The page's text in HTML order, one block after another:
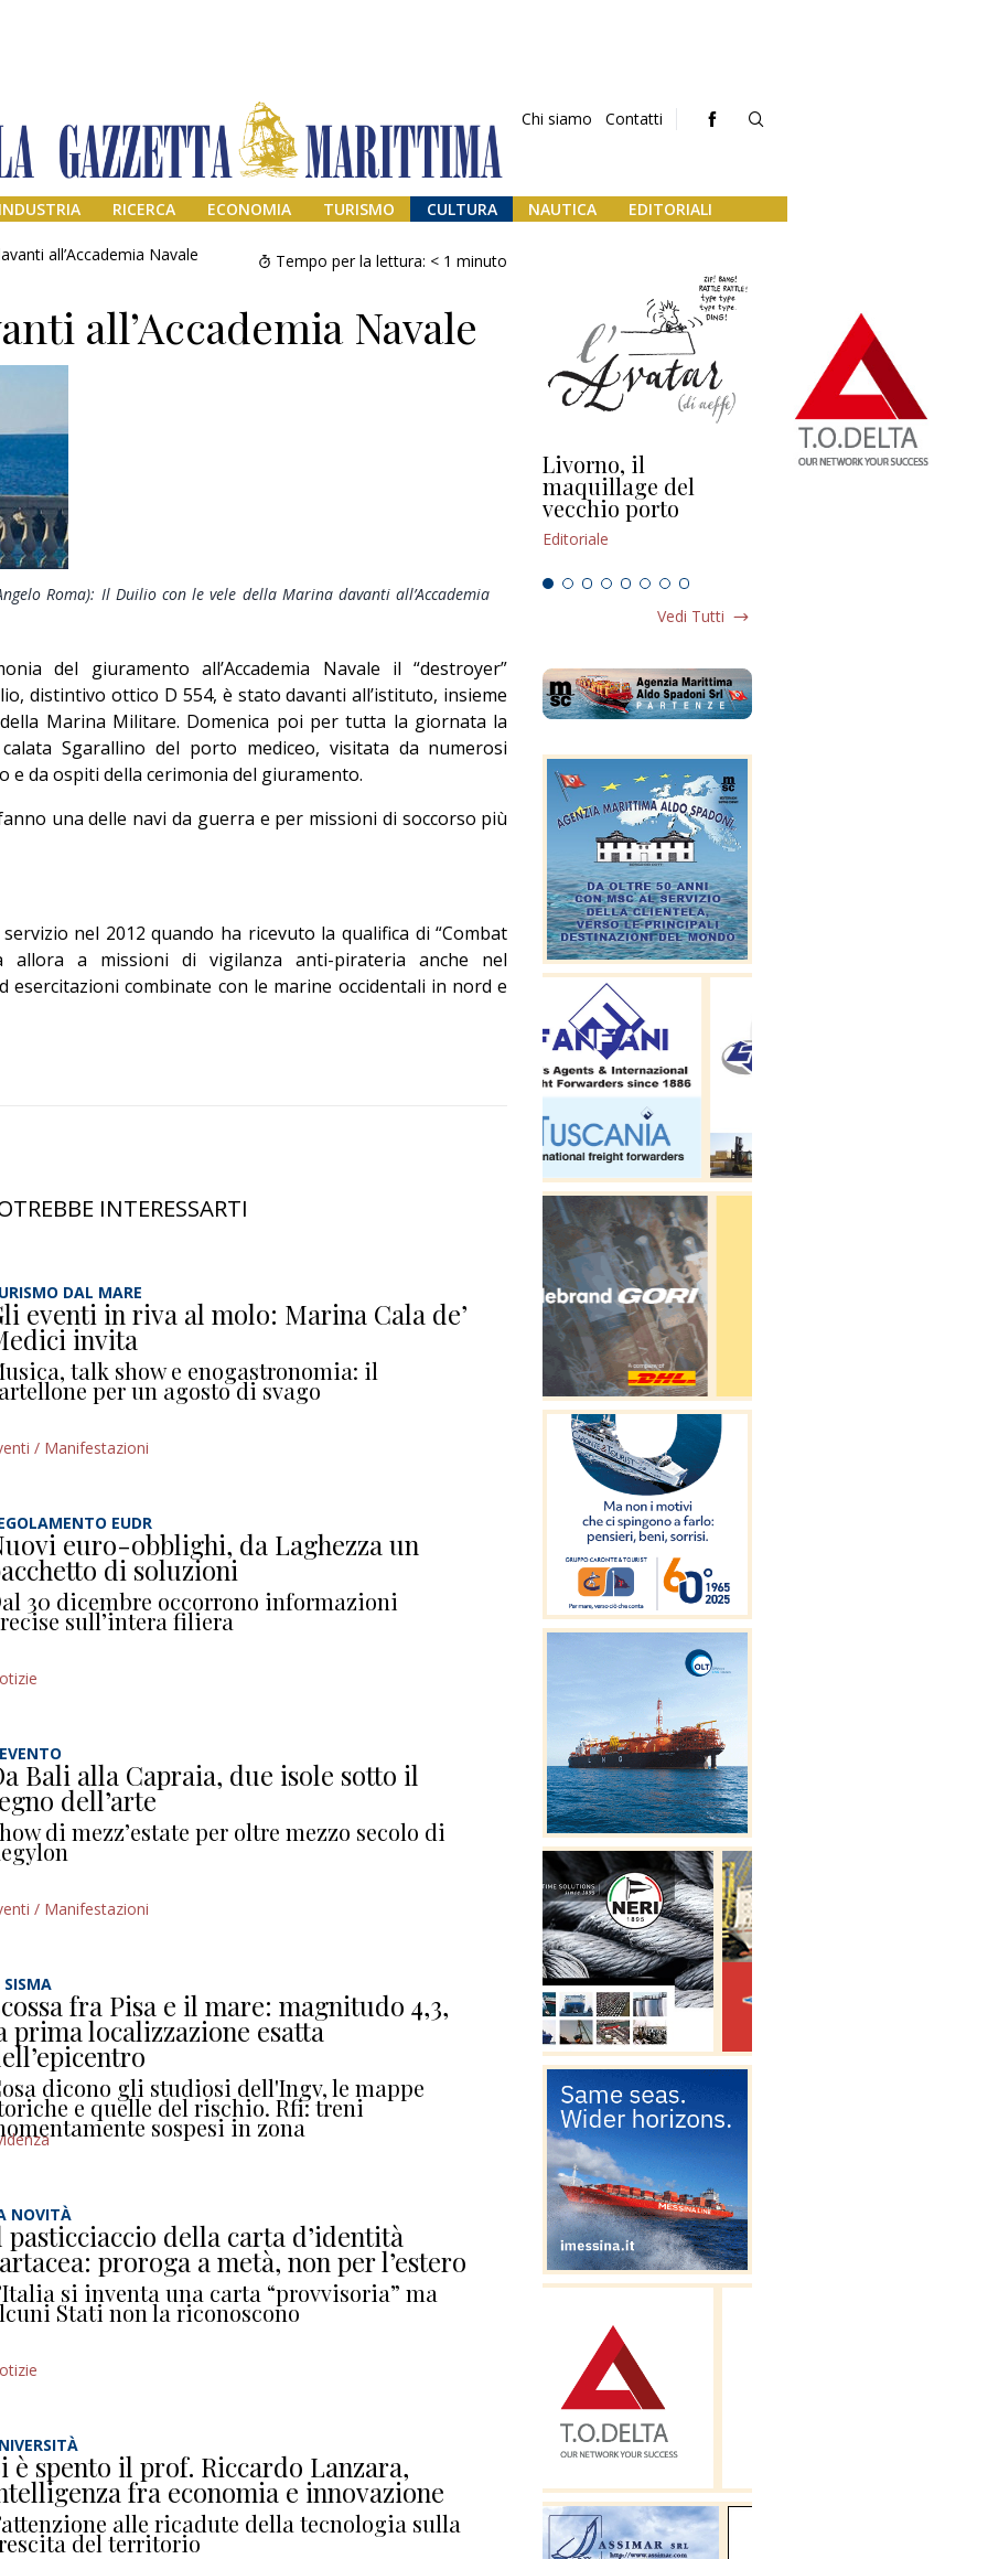
Chi siamo Contatti
INDUSTRIA RICERCA ECONOMIA TURISMO CULTURA NAUTICA EDITORIALI
all’Accademia Navale Tempo per la lettura: < 1 minuto
all’Accademia Navale
Roma): Il Duilio con le vele della Marina davanti all’Accademia
del giuramento all’Accademia Navale il “destroyer”
distintivo ottico D 554, è stato davanti all’istituto, insieme
Marina Militare. Domenica poi per tutta la giornata la
Sgarallino del porto mediceo, visitata da numerosi
e da ospiti della cerimonia del giuramento.
una delle navi da guerra e per missioni di soccorso più
nel 2012 quando ha ricevuto la qualifica di “Combat
allora a missioni di vigilanza anti-pirateria anche nel
combinate con le marine occidentali in nord e
INTERESSARTI
DAL MARE
eventi in riva al molo: Marina Cala de’
invita
talk show e enogastronomia: il
per un agosto di svago
/ Manifestazioni
EUDR
euro-obblighi, da Laghezza un
di soluzioni
30 dicembre occorrono informazioni
sull’intera filiera
Bali alla Capraia, due isole sotto il
dell’arte
di mezz’estate per oltre mezzo secolo di
/ Manifestazioni
SISMA
fra Pisa e il mare: magnitudo 4,3,
prima localizzazione esatta
dicono gli studiosi dell'Ingv, le mappe
e quelle del rischio. Rfi: treni
sospesi in zona
NOVITÀ
pasticciaccio della carta d’identità
proroga a metà, non per l’estero
si inventa una carta “provvisoria” ma
Stati non la riconoscono
è spento il prof. Riccardo Lanzara,
fra economia e innovazione
alle ricadute della tecnologia sulla
del territorio
Livorno, il
maquillage del
vecchio porto
Editoriale
L’uscita di scena di
Vedi Tutti